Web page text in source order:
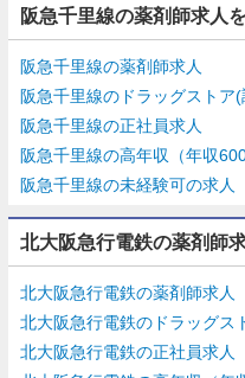
阪急千里線の薬剤師求人
阪急千里線の薬剤師求人
阪急千里線のドラッグストア
阪急千里線の正社員求人
阪急千里線の高年収（年収
阪急千里線の未経験可の求人
北大阪急行電鉄の薬剤師
北大阪急行電鉄の薬剤師求人
北大阪急行電鉄のドラッグス
北大阪急行電鉄の正社員求人